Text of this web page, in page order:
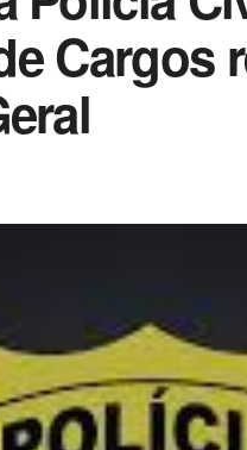
Cargos